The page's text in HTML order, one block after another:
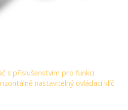
s příslušenstvím pro funkci
nastavitelný ovládací klíč